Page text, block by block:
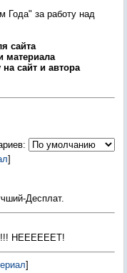
Года" за работу над
сайта
материала
сайт и автора
]
Десплат.
НЕЕЕЕЕЕТ!
]